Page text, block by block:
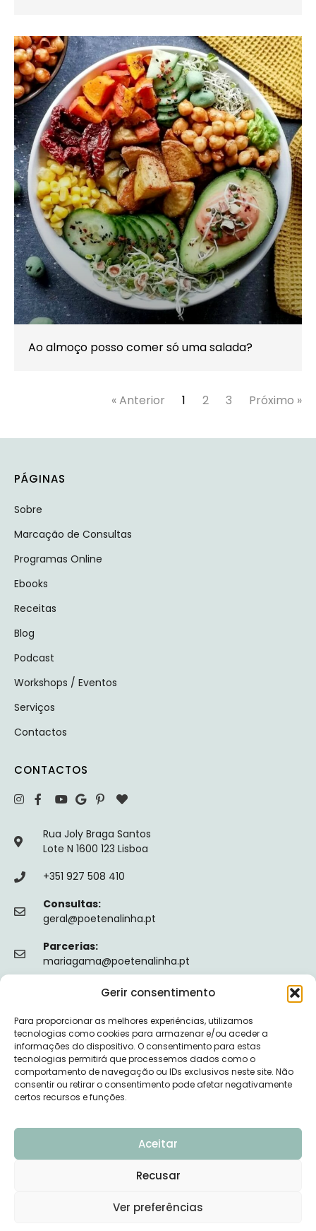
Gerir consentimento
Para proporcionar as melhores experiências, utilizamos
tecnologias como cookies para armazenar e/ou aceder a
informações do dispositivo. O consentimento para estas
tecnologias permitirá que processemos dados como o
comportamento de navegação ou IDs exclusivos neste site. Não
consentir ou retirar o consentimento pode afetar negativamente
certos recursos e funções.
Aceitar
Recusar
Ver preferências
Ao almoço posso comer só uma salada?
« Anterior 1 2 3 Próximo »
PÁGINAS
Sobre
Marcação de Consultas
Programas Online
Ebooks
Receitas
Blog
Podcast
Workshops / Eventos
Serviços
Contactos
CONTACTOS
Rua Joly Braga Santos
Lote N 1600 123 Lisboa
+351 927 508 410
Consultas:
geral@poetenalinha.pt
Parcerias:
mariagama@poetenalinha.pt
Política de privacidade
Termos e Condições
Livro de reclamações
Precisas de ajuda?